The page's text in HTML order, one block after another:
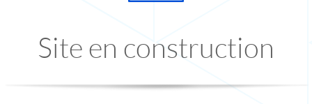
Site en construction